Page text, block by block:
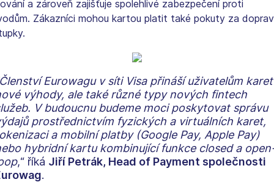
a zároveň zajišťuje spolehlivé zabezpečení proti
Zákazníci mohou kartou platit také pokuty za
Eurowagu v síti Visa přináší uživatelům karet
výhody, ale také různé typy nových fintech
V budoucnu budeme moci poskytovat správu
prostřednictvím fyzických a virtuálních karet,
a mobilní platby (Google Pay, Apple Pay)
hybridní kartu kombinující funkce closed a
,“ říká Jiří Petrák, Head of Payment společnosti
.